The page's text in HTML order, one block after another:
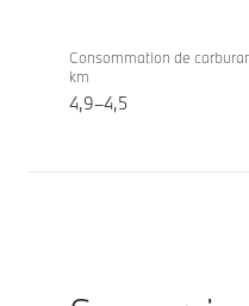
Consommation de
km
4,9–4,5